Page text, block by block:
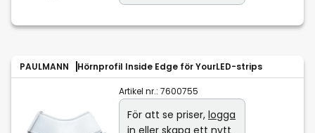
PAULMANN Hörnprofil Inside Edge för YourLED-strips
Artikel nr.: 7600755
För att se priser, logga